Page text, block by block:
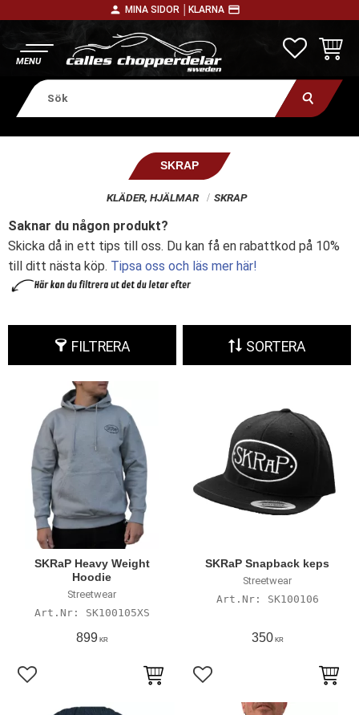
person MINA SIDOR │ KLARNA payment
SKRAP
KLÄDER, HJÄLMAR SKRAP
Saknar du någon produkt?
Skicka då in ett tips till oss. Du kan få en rabattkod på 10%
till ditt nästa köp. Tipsa oss och läs mer här!
FILTRERA SORTERA
SKRaP Heavy Weight
Hoodie
Streetwear
SK100105XS
899KR
Lägg till i favoriter
SKRaP Snapback keps
Streetwear
SK100106
350KR
Lägg till i favoriter